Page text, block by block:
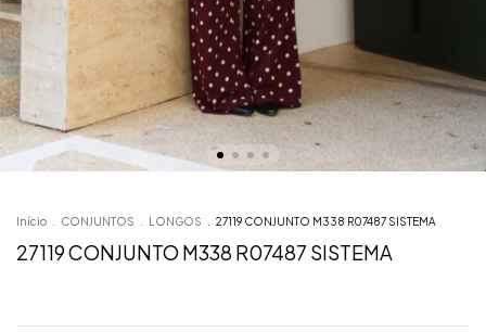
Início CONJUNTOS LONGOS 27119 CONJUNTO M338 R07487 SISTEMA
27119 CONJUNTO M338 R07487 SISTEMA